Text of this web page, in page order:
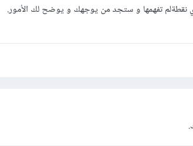
نقطةلم تفهمها و ستجد من يوجهك و يوضح لك الأمور.